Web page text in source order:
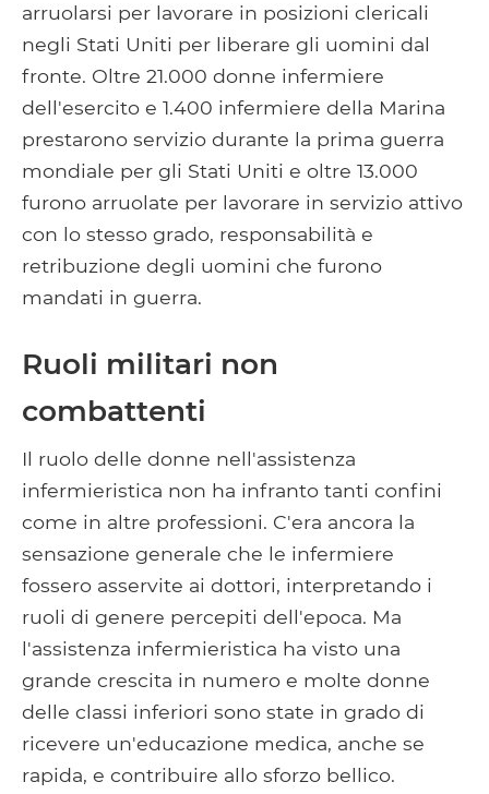
arruolarsi per lavorare in posizioni clericali
negli Stati Uniti per liberare gli uomini dal
fronte. Oltre 21.000 donne infermiere
dell'esercito e 1.400 infermiere della Marina
prestarono servizio durante la prima guerra
mondiale per gli Stati Uniti e oltre 13.000
furono arruolate per lavorare in servizio attivo
con lo stesso grado, responsabilità e
retribuzione degli uomini che furono
mandati in guerra.
Ruoli militari non
combattenti
Il ruolo delle donne nell'assistenza
infermieristica non ha infranto tanti confini
come in altre professioni. C'era ancora la
sensazione generale che le infermiere
fossero asservite ai dottori, interpretando i
ruoli di genere percepiti dell'epoca. Ma
l'assistenza infermieristica ha visto una
grande crescita in numero e molte donne
delle classi inferiori sono state in grado di
ricevere un'educazione medica, anche se
rapida, e contribuire allo sforzo bellico.